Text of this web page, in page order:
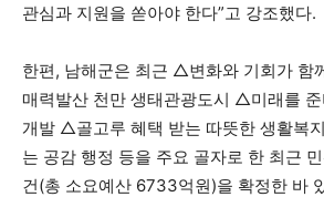
관심과 지원을 쏟아야 한다”고 강조했다.
한편, 남해군은 최근 △변화와 기회가 함
매력발산 천만 생태관광도시 △미래를
개발 △골고루 혜택 받는 따뜻한 생활복
는 공감 행정 등을 주요 골자로 한 최근
건(총 소요예산 6733억원)을 확정한 바